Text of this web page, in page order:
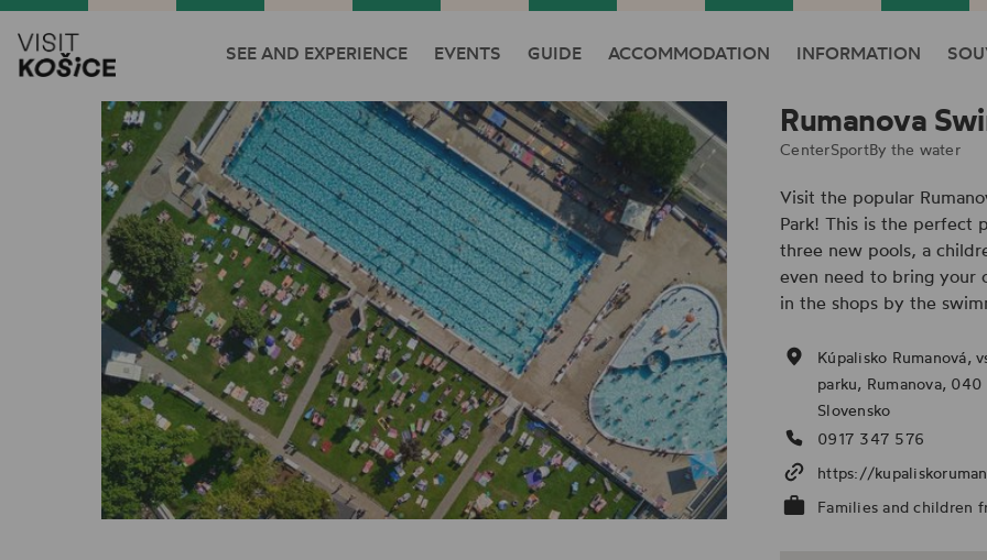
SEE AND EXPERIENCE EVENTS GUIDE ACCOMMODATION INFORMATION
Rumanova
CenterSportBy the water
Visit the popular
Park! This is the perfect
three new pools, a
even need to bring your
in the shops by the
Kúpalisko Rumanová,
parku, Rumanova, 040
Slovensko
0917 347 576
https://
Families and children